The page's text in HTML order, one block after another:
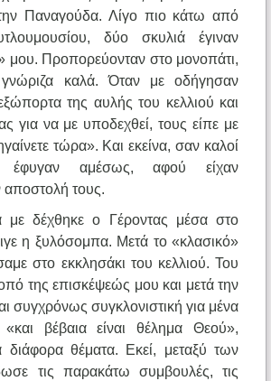
Παναγούδα. Λίγο πιο κάτω από
δύο σκυλιά έγιναν
μου. Προπορεύονταν στο μονοπάτι,
καλά. Όταν με οδήγησαν
της αυλής του κελλιού και
για να με υποδεχθεί, τους είπε με
τώρα». Και εκείνα, σαν καλοί
έφυγαν αμέσως, αφού είχαν
αποστολή τους.
με δέχθηκε ο Γέροντας μέσα στο
η ξυλόσομπα. Μετά το «κλασικό»
στο εκκλησάκι του κελλιού. Του
της επισκέψεώς μου και μετά την
συγχρόνως συγκλονιστική για μένα
βέβαια είναι θέλημα Θεού»,
διάφορα θέματα. Εκεί, μεταξύ των
τις παρακάτω συμβουλές, τις